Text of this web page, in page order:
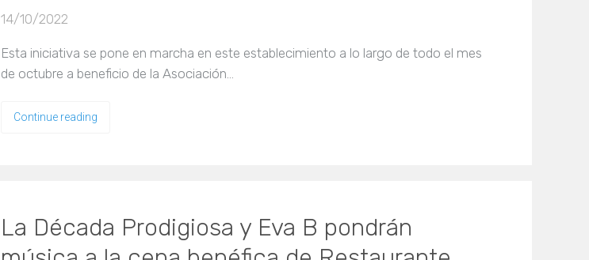
14/10/2022
Esta iniciativa se pone en marcha en este establecimiento a lo largo de todo el mes
de octubre a beneficio de la Asociación…
Continue reading
La Década Prodigiosa y Eva B pondrán